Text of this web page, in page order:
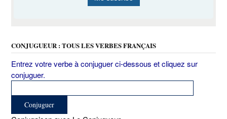
CONJUGUEUR : TOUS LES VERBES FRANÇAIS
Entrez votre verbe à conjuguer ci-dessous et cliquez sur
conjuguer.